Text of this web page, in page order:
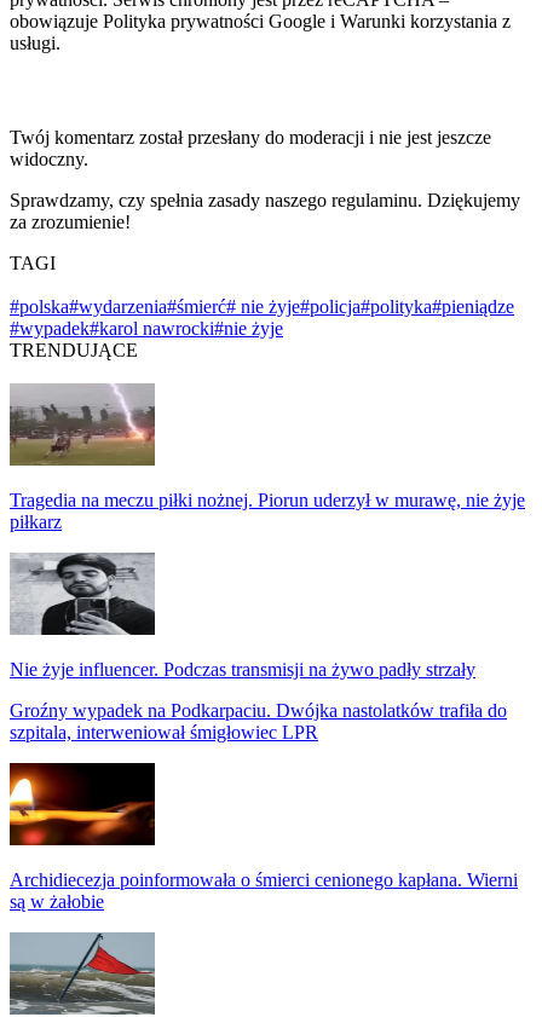
obowiązuje Polityka prywatności Google i Warunki korzystania z
usługi.
Twój komentarz został przesłany do moderacji i nie jest jeszcze
widoczny.
Sprawdzamy, czy spełnia zasady naszego regulaminu. Dziękujemy
za zrozumienie!
TAGI
#polska#wydarzenia#śmierć# nie żyje#policja#polityka#pieniądze
#wypadek#karol nawrocki#nie żyje
TRENDUJĄCE
Tragedia na meczu piłki nożnej. Piorun uderzył w murawę, nie żyje
piłkarz
Nie żyje influencer. Podczas transmisji na żywo padły strzały
Groźny wypadek na Podkarpaciu. Dwójka nastolatków trafiła do
szpitala, interweniował śmigłowiec LPR
Archidiecezja poinformowała o śmierci cenionego kapłana. Wierni
są w żałobie